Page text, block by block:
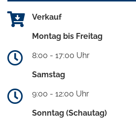
Verkauf
Montag bis Freitag
8:00 - 17:00 Uhr
Samstag
9:00 - 12:00 Uhr
Sonntag (Schautag)